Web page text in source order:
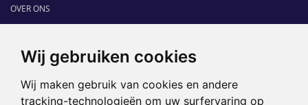
Wij gebruiken cookies
Wij maken gebruik van cookies en andere
tracking-technologieën om uw surfervaring op
OVER ONS
COMMUNICATION PLATFORM
RUBRIEKEN
HOME